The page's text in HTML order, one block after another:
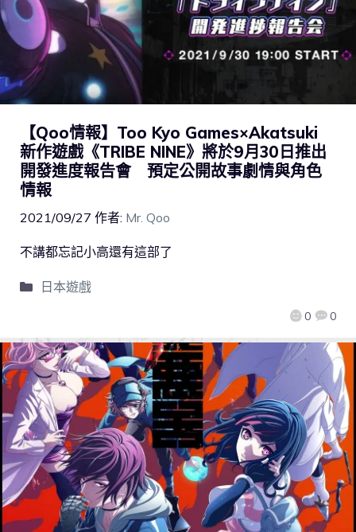
【Qoo情報】Too Kyo Games×Akatsuki
新作遊戲《TRIBE NINE》將於9月30日推出
開發進度報告會 預定公開故事劇情與角色
情報
2021/09/27 作者: Mr. Qoo
0 0
不講都忘記小高還有這部了
日本遊戲